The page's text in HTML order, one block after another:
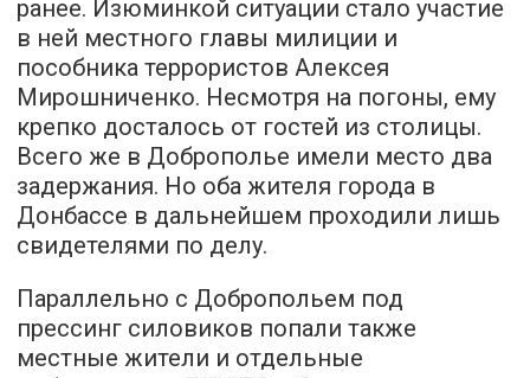
ранее. Изюминкой ситуации стало участие
в ней местного главы милиции и
пособника террористов Алексея
Мирошниченко. Несмотря на погоны, ему
крепко досталось от гостей из столицы.
Всего же в Доброполье имели место два
задержания. Но оба жителя города в
Донбассе в дальнейшем проходили лишь
свидетелями по делу.
Параллельно с Добропольем под
прессинг силовиков попали также
местные жители и отдельные